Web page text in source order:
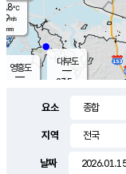
℃
m/s
mm
영흥도
대부도
27.5
요소
지역
날짜